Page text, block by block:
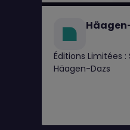
Éditions Limitées :
Häagen-Dazs